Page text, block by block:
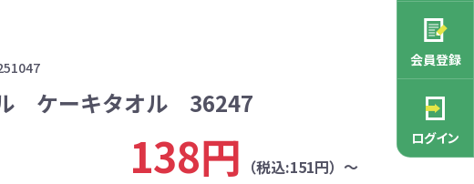
キャンバストートバッ
グ
不織布バッグ
保冷バッグ
ポリエステル巾着・リュ
ック
コットンポーチ キャンバスポーチ
カードケース マルチケース
ンレス・アルミマグカッ
プ
ガラスマグカップ
再生樹脂 リサイクルレザー
ラバーウッド
イベント・抽選会
貨
キッチン雑貨 生活雑貨
モバイル・PCグッズ 生活雑貨
名入れ印刷バッグ特集
交通安全 消防・救急グッズ
記念品
会員登録
ログイン
ケーキタオル 36247
138円 （税込:151円）～